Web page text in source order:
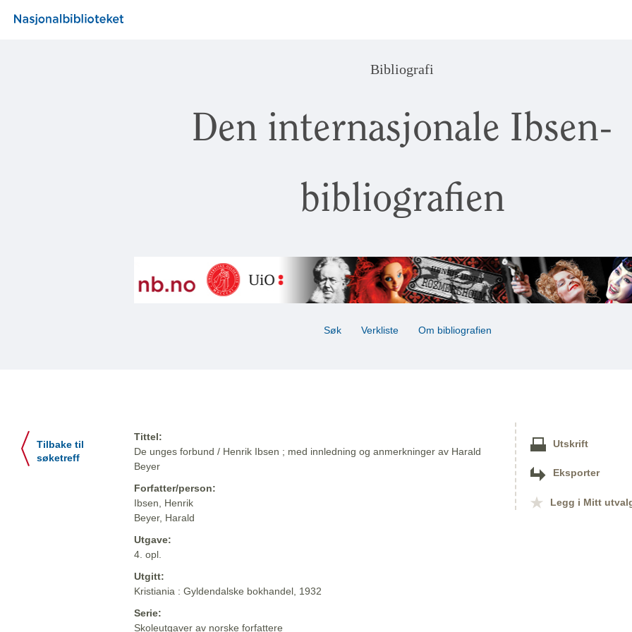
Bibliografi
Den internasjonale Ibsen-
bibliografien
Søk Verkliste Om bibliografien
Tilbake til
søketreff
Tittel:
De unges forbund / Henrik Ibsen ; med innledning og anmerkninger av Harald
Beyer
Forfatter/person:
Ibsen, Henrik
Beyer, Harald
Utgave:
4. opl.
Utgitt:
Kristiania : Gyldendalske bokhandel, 1932
Serie:
Skoleutgaver av norske forfattere
Utskrift
Eksporter
Legg i Mitt